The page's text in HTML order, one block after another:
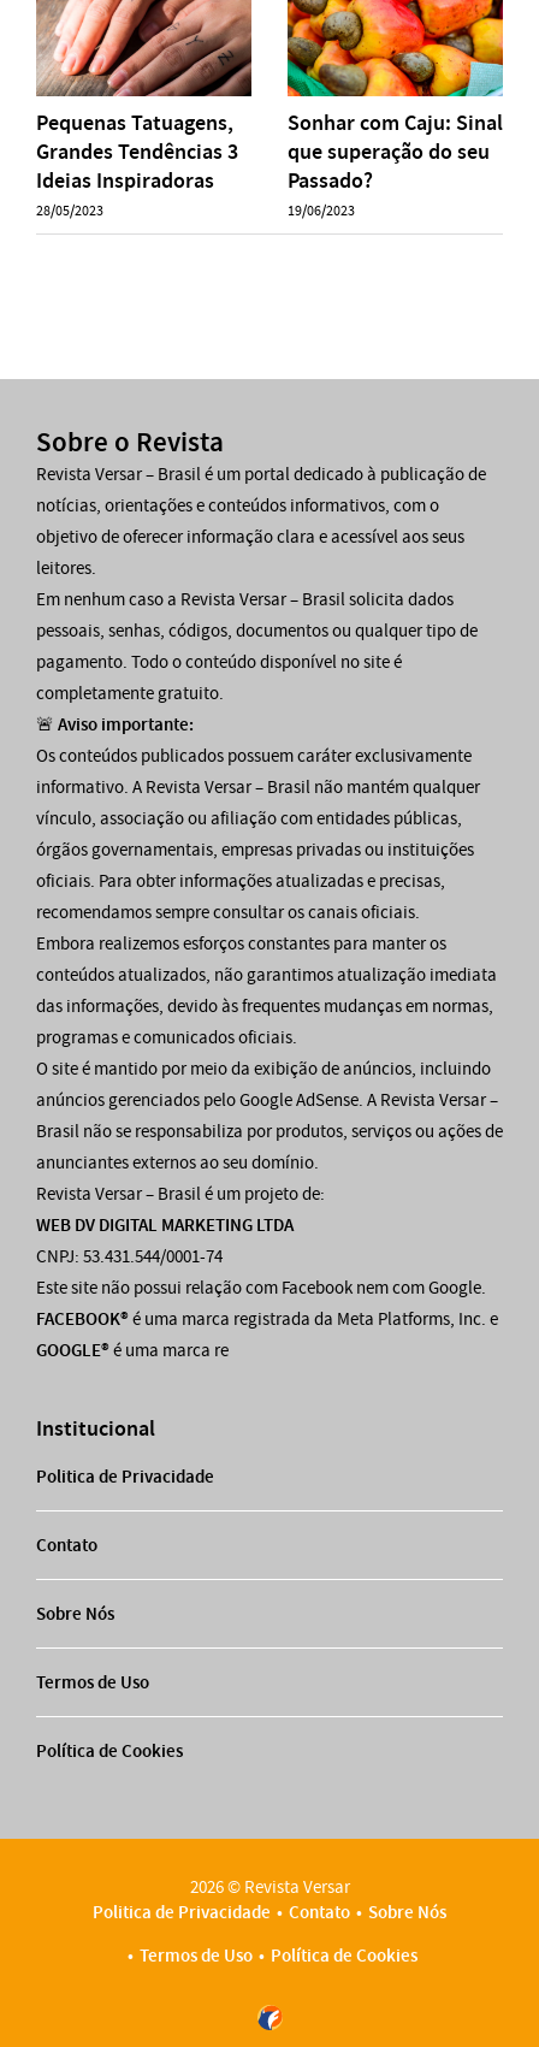
Pequenas Tatuagens,
Grandes Tendências 3
Ideias Inspiradoras
28/05/2023
Sonhar com Caju: Sinal
que superação do seu
Passado?
19/06/2023
Sobre o Revista
Revista Versar – Brasil é um portal dedicado à publicação de
notícias, orientações e conteúdos informativos, com o
objetivo de oferecer informação clara e acessível aos seus
leitores.
Em nenhum caso a Revista Versar – Brasil solicita dados
pessoais, senhas, códigos, documentos ou qualquer tipo de
pagamento. Todo o conteúdo disponível no site é
completamente gratuito.
🚨 Aviso importante:
Os conteúdos publicados possuem caráter exclusivamente
informativo. A Revista Versar – Brasil não mantém qualquer
vínculo, associação ou afiliação com entidades públicas,
órgãos governamentais, empresas privadas ou instituições
oficiais. Para obter informações atualizadas e precisas,
recomendamos sempre consultar os canais oficiais.
Embora realizemos esforços constantes para manter os
conteúdos atualizados, não garantimos atualização imediata
das informações, devido às frequentes mudanças em normas,
programas e comunicados oficiais.
O site é mantido por meio da exibição de anúncios, incluindo
anúncios gerenciados pelo Google AdSense. A Revista Versar –
Brasil não se responsabiliza por produtos, serviços ou ações de
anunciantes externos ao seu domínio.
Revista Versar – Brasil é um projeto de:
WEB DV DIGITAL MARKETING LTDA
CNPJ: 53.431.544/0001-74
Este site não possui relação com Facebook nem com Google.
FACEBOOK®é uma marca registrada da Meta Platforms, Inc. e
GOOGLE®é uma marca re
Institucional
Politica de Privacidade
Contato
Sobre Nós
Termos de Uso
Política de Cookies
2026 © Revista Versar
Politica de Privacidade
Contato
Sobre Nós
Termos de Uso
Política de Cookies